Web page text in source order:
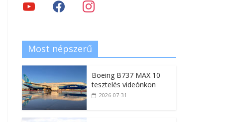
Most népszerű
Boeing B737 MAX 10
tesztelés videónkon
2026-07-31